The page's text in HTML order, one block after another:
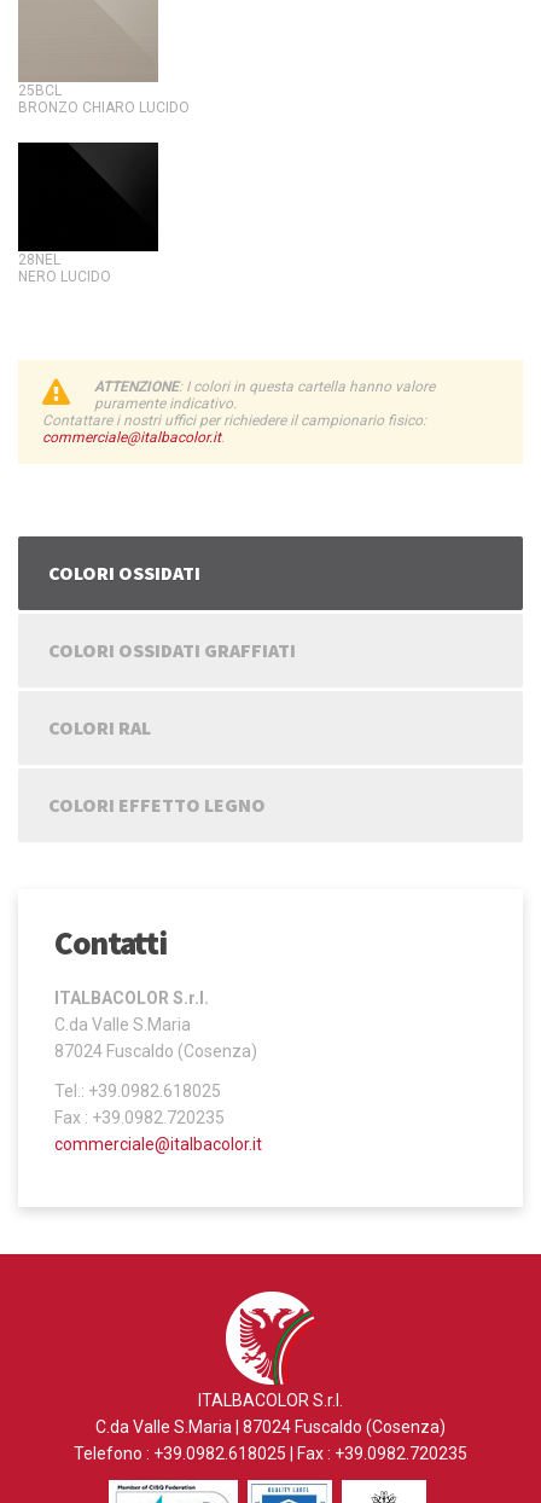
25BCL
BRONZO CHIARO LUCIDO
28NEL
NERO LUCIDO
ATTENZIONE: I colori in questa cartella hanno valore
puramente indicativo.
Contattare i nostri uffici per richiedere il campionario fisico:
commerciale@italbacolor.it.
COLORI OSSIDATI
COLORI OSSIDATI GRAFFIATI
COLORI RAL
COLORI EFFETTO LEGNO
Contatti
ITALBACOLOR S.r.l.
C.da Valle S.Maria
87024 Fuscaldo (Cosenza)
Tel.: +39.0982.618025
Fax : +39.0982.720235
commerciale@italbacolor.it
ITALBACOLOR S.r.l.
C.da Valle S.Maria | 87024 Fuscaldo (Cosenza)
Telefono : +39.0982.618025 | Fax : +39.0982.720235